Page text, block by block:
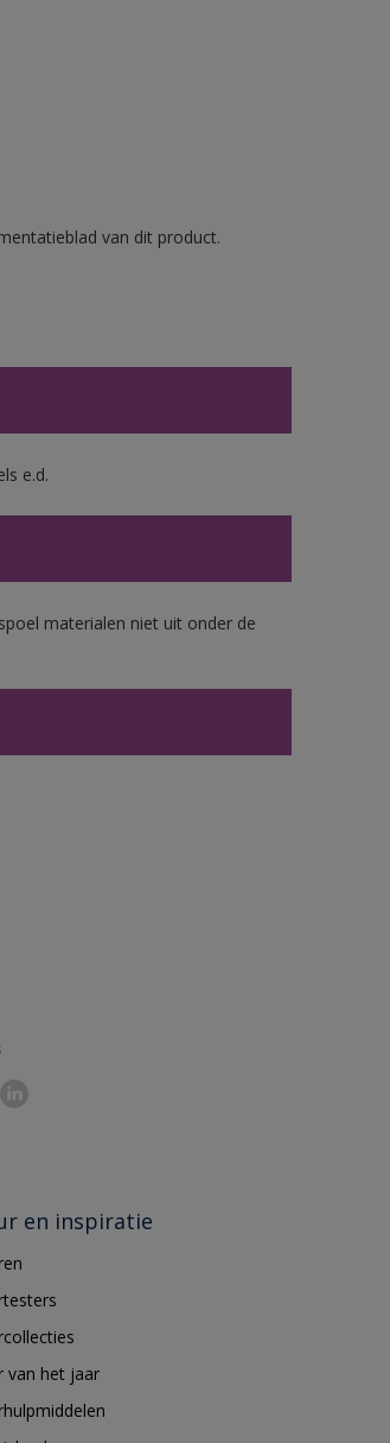
van dit product.
e.d.
materialen niet uit onder de
en inspiratie
van het jaar